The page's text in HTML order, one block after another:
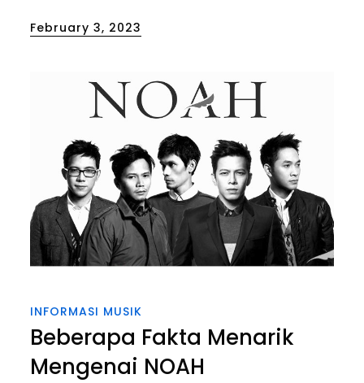
Posted
February 3, 2023
INFORMASI MUSIK
Beberapa Fakta Menarik
Mengenai NOAH